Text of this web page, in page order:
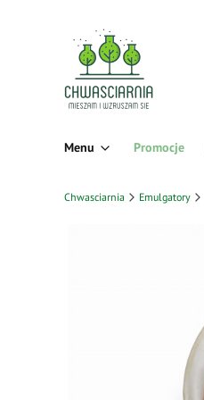
Menu Promocje
Chwasciarnia Emulgatory